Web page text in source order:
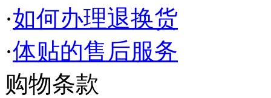
·如何办理退换货
·体贴的售后服务
购物条款